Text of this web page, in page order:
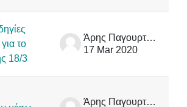
το
18/3
Άρης Παγουρτζής
17 Mar 2020
Άρης Παγουρτζής